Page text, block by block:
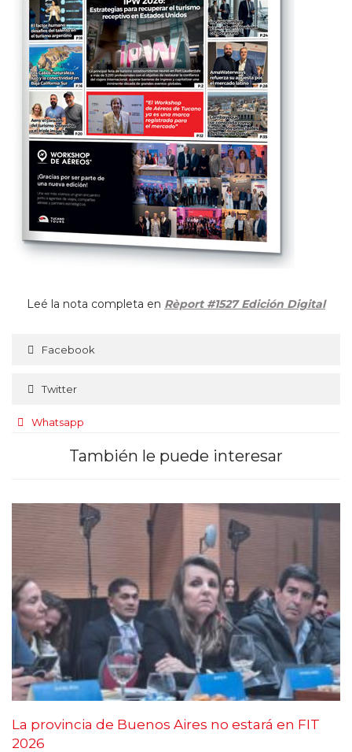
Leé la nota completa en Rèport #1527 Edición Digital
Facebook
Twitter
Whatsapp
También le puede interesar
La provincia de Buenos Aires no estará en FIT
2026